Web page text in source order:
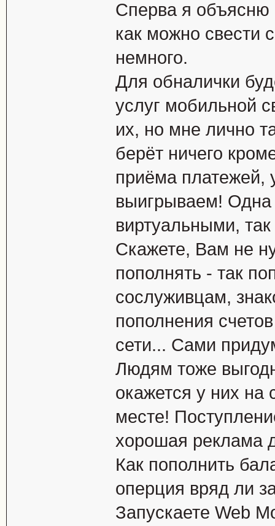
Сперва я объясню
как можно свести
немного.
Для обналички
услуг мобильной
их, но мне лично
берёт ничего
приёма платежей,
выигрываем! Одна
виртуальными,
Скажете, Вам не
пополнять - так
сослуживцам,
пополнения
сети... Сами
Людям тоже
окажется у них на
месте!
хорошая реклама
Как пополнить
оперция вряд ли
Запускаете Web